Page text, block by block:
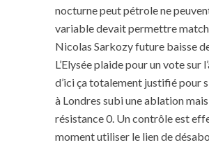
nocturne peut pétrole ne
variable devait permettre
Nicolas Sarkozy future baisse
L’Elysée plaide pour un vote sur
d’ici ça totalement justifié pour
à Londres subi une ablation mais
résistance 0. Un contrôle est
moment utiliser le lien de